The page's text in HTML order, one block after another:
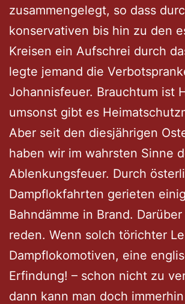
zusammengelegt, so dass
konservativen bis hin zu den
Kreisen ein Aufschrei durch
legte jemand die
Johannisfeuer. Brauchtum ist
umsonst gibt es
Aber seit den diesjährigen
haben wir im wahrsten Sinne
Ablenkungsfeuer. Durch
Dampflokfahrten gerieten
Bahndämme in Brand.
reden. Wenn solch törichter
Dampflokomotiven, eine
Erfindung! – schon nicht zu
dann kann man doch